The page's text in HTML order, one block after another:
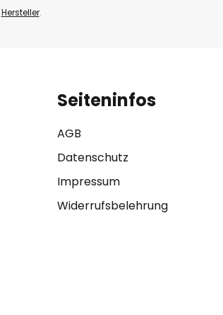
Hersteller.
Seiteninfos
AGB
Datenschutz
Impressum
Widerrufsbelehrung